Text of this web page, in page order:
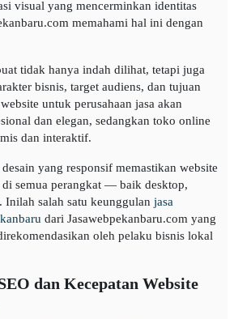
visual yang mencerminkan identitas
memahami hal ini dengan
tidak hanya indah dilihat, tetapi juga
bisnis, target audiens, dan tujuan
untuk perusahaan jasa akan
dan elegan, sedangkan toko online
dan interaktif.
yang responsif memastikan website
di semua perangkat — baik desktop,
Inilah salah satu keunggulan jasa
dari Jasawebpekanbaru.com yang
oleh pelaku bisnis lokal
dan Kecepatan Website